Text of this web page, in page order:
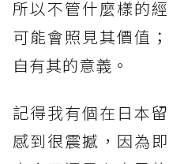
所以不管什麼樣的
可能會照見其價值
自有其的意義。
記得我有個在日本
感到很震撼，因為